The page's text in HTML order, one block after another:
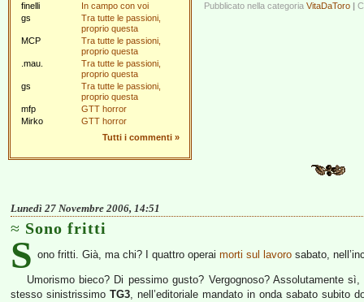
finelli
In campo con voi
gs
Tra tutte le passioni,
proprio questa
MCP
Tra tutte le passioni,
proprio questa
.mau.
Tra tutte le passioni,
proprio questa
gs
Tra tutte le passioni,
proprio questa
mfp
GTT horror
Mirko
GTT horror
Tutti i commenti »
Pubblicato nella categoria VitaDaToro |
Lunedì 27 Novembre 2006, 14:51
Sono fritti
S ono fritti. Già, ma chi? I quattro operai morti sul lavoro sabato,
Umorismo bieco? Di pessimo gusto? Vergognoso? Assolutamente
stesso sinistrissimo TG3, nell’editoriale mandato in onda sabato subito